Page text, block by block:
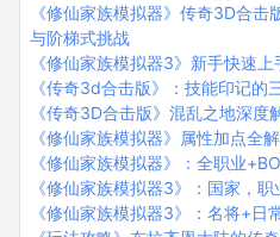
《修仙家族模拟器》传奇3D合
与阶梯式挑战
《修仙家族模拟器3》新手快速
《传奇3d合击版》：技能印记的
《传奇3D合击版》混乱之地深
《修仙家族模拟器》属性加点全
《修仙家族模拟器》：全职业
《修仙家族模拟器3》：国家，职
《修仙家族模拟器3》：名将+日